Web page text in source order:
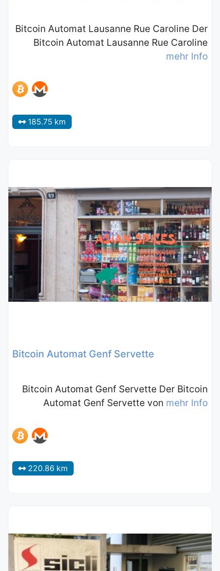
Bitcoin Automat Lausanne Rue Caroline Der
Bitcoin Automat Lausanne Rue Caroline
mehr Info
185.75 km
Bitcoin Automat Genf Servette
Bitcoin Automat Genf Servette Der Bitcoin
Automat Genf Servette von mehr Info
220.86 km